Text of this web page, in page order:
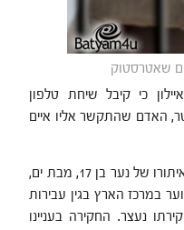
שאטרסטוק
כי קיבל שיחת טלפון
האדם שהתקשר אליו איים
פעולות חקירה מהירות ונחושות הביאו לאיתורו של נער בן 17, מבת ים,
במרכז הארץ בגין עבירות
נעצר. החקירה בעניינו